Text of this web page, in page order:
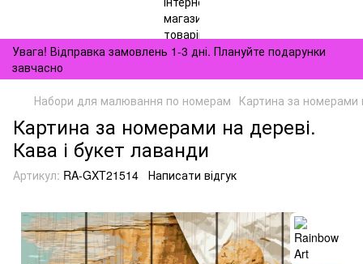
Увага! Відправка замовлень 1-3 дні. Плануйте подарунки
завчасно
Набори для малювання по номерам Картина за номерами
Картина за номерами на дереві.
Кава і букет лаванди
Артикул: RA-GXT21514 Написати відгук